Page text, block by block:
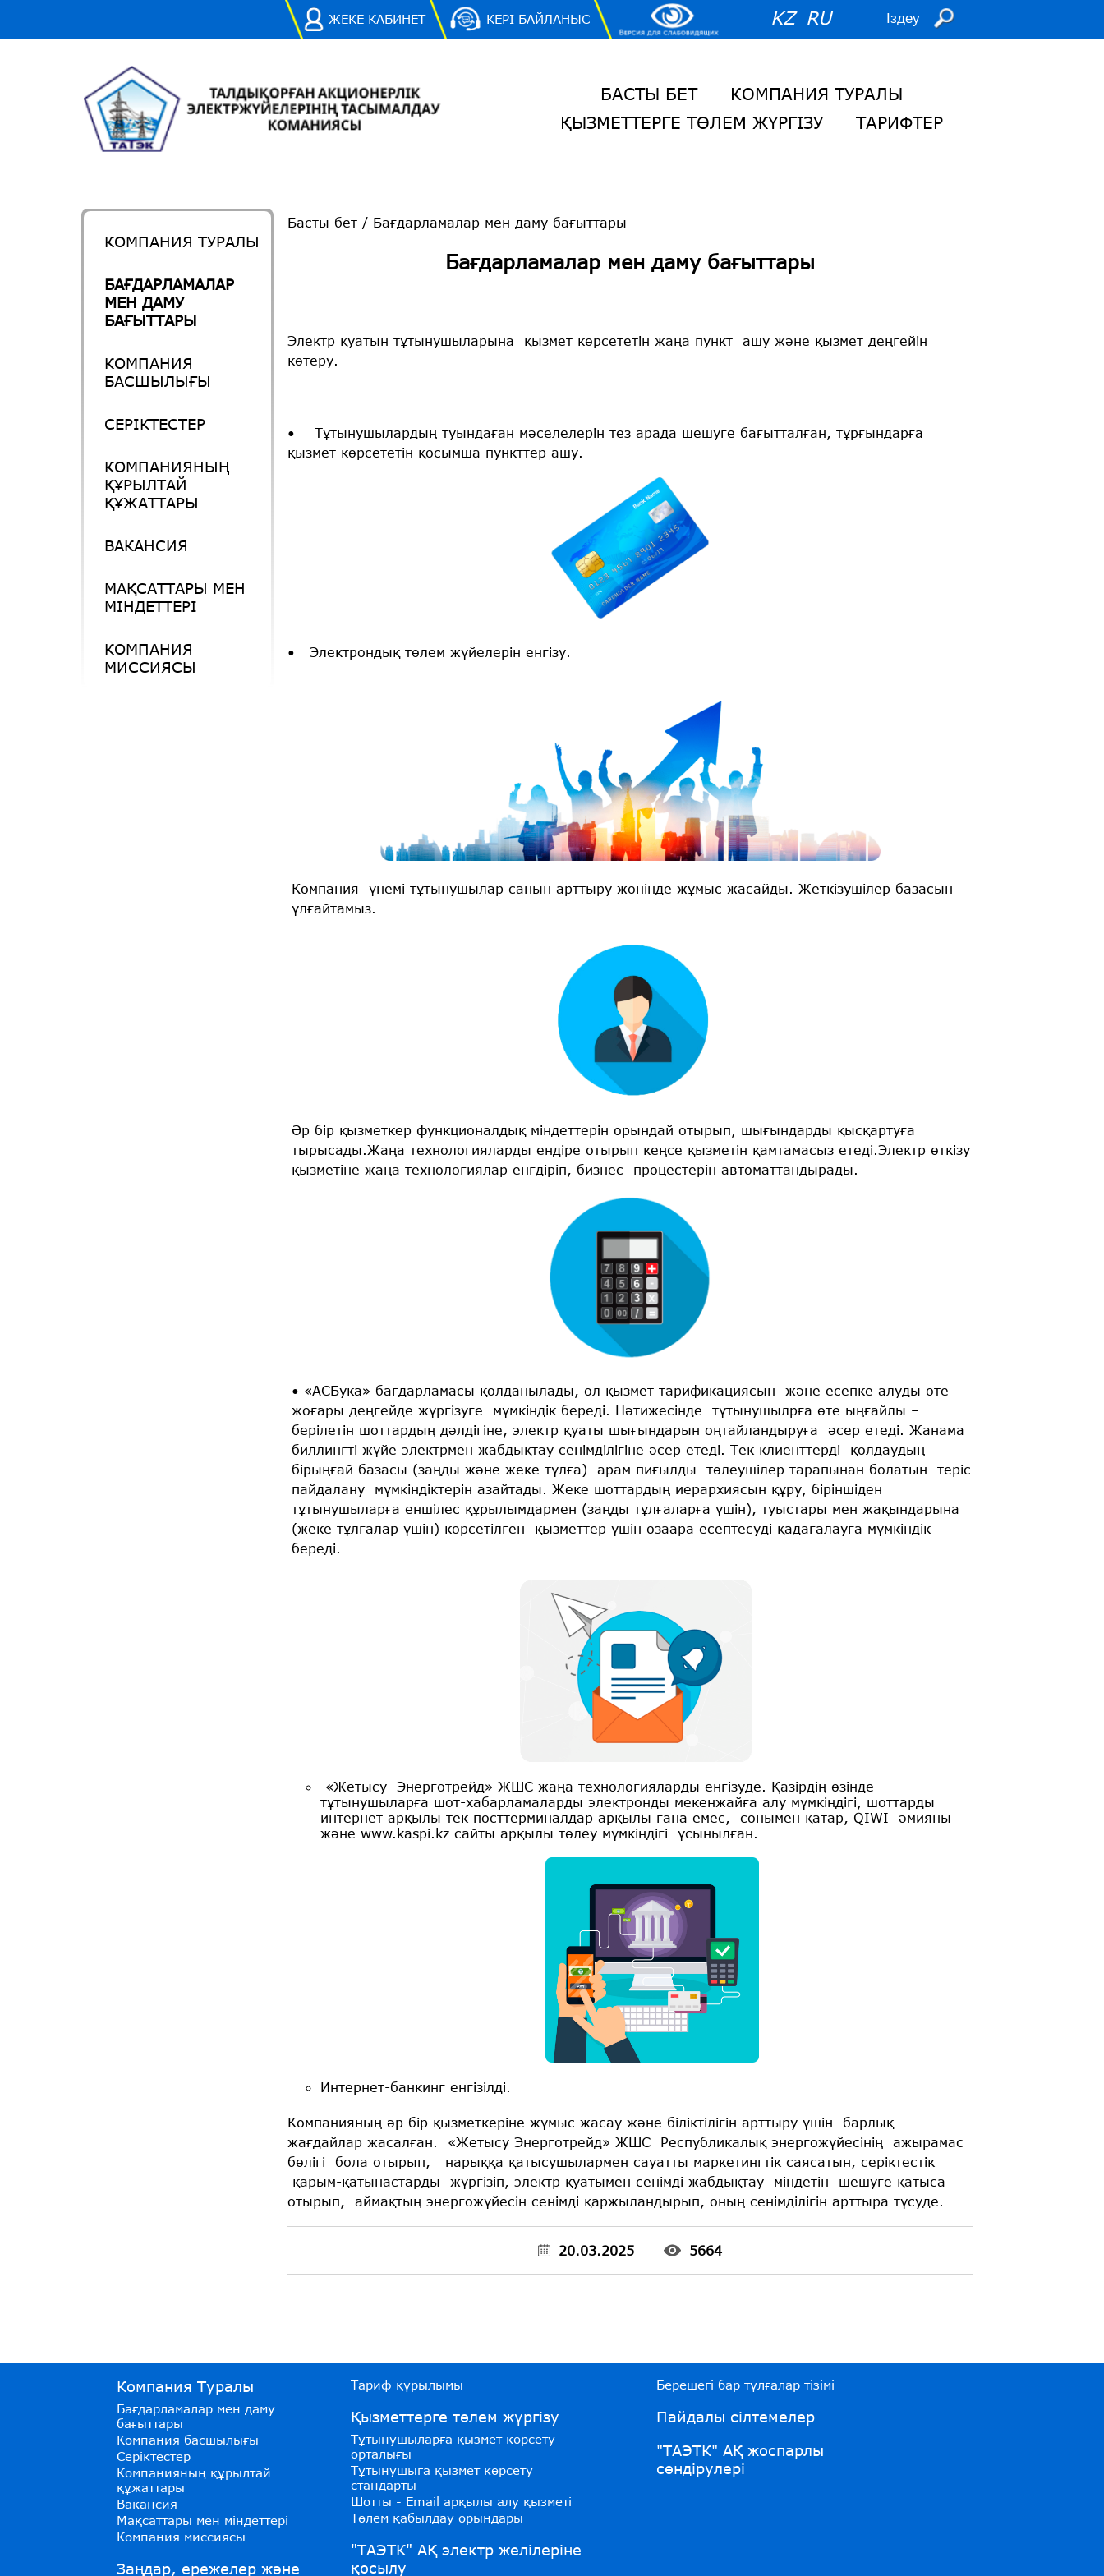
ЖЕКЕ КАБИНЕТ КЕРІ БАЙЛАНЫС KZ RU
БАСТЫ БЕТ
КОМПАНИЯ ТУРАЛЫ
ҚЫЗМЕТТЕРГЕ ТӨЛЕМ ЖҮРГІЗУ
ТАРИФТЕР
КОМПАНИЯ ТУРАЛЫ
БАҒДАРЛАМАЛАР
МЕН ДАМУ
БАҒЫТТАРЫ
КОМПАНИЯ
БАСШЫЛЫҒЫ
СЕРІКТЕСТЕР
КОМПАНИЯНЫҢ
ҚҰРЫЛТАЙ
ҚҰЖАТТАРЫ
ВАКАНСИЯ
МАҚСАТТАРЫ МЕН
МІНДЕТТЕРІ
КОМПАНИЯ
МИССИЯСЫ
Басты бет / Бағдарламалар мен даму бағыттары
Бағдарламалар мен даму бағыттары
Электр қуатын тұтынушыларына қызмет көрсететін жаңа пункт ашу және қызмет деңгейін
көтеру.
• Тұтынушылардың туындаған мәселелерін тез арада шешуге бағытталған, тұрғындарға
қызмет көрсететін қосымша пункттер ашу.
• Электрондық төлем жүйелерін енгізу.
Компания үнемі тұтынушылар санын арттыру жөнінде жұмыс жасайды. Жеткізушілер базасын
ұлғайтамыз.
Әр бір қызметкер функционалдық міндеттерін орындай отырып, шығындарды қысқартуға
тырысады.Жаңа технологияларды ендіре отырып кеңсе қызметін қамтамасыз етеді.Электр өткізу
қызметіне жаңа технологиялар енгдіріп, бизнес процестерін автоматтандырады.
• «АСБука» бағдарламасы қолданылады, ол қызмет тарификациясын және есепке алуды өте
жоғары деңгейде жүргізуге мүмкіндік береді. Нәтижесінде тұтынушылрға өте ыңғайлы –
берілетін шоттардың дәлдігіне, электр қуаты шығындарын оңтайландыруға әсер етеді. Жанама
биллингті жүйе электрмен жабдықтау сенімділігіне әсер етеді. Тек клиенттерді қолдаудың
бірыңғай базасы (заңды және жеке тұлға) арам пиғылды төлеушілер тарапынан болатын теріс
пайдалану мүмкіндіктерін азайтады. Жеке шоттардың иерархиясын құру, біріншіден
тұтынушыларға еншілес құрылымдармен (заңды тұлғаларға үшін), туыстары мен жақындарына
(жеке тұлғалар үшін) көрсетілген қызметтер үшін өзаара есептесуді қадағалауға мүмкіндік
береді.
«Жетысу Энерготрейд» ЖШС жаңа технологияларды енгізуде. Қазірдің өзінде
тұтынушыларға шот-хабарламаларды электронды мекенжайға алу мүмкіндігі, шоттарды
интернет арқылы тек посттерминалдар арқылы ғана емес, сонымен қатар, QIWI әмияны
және www.kaspi.kz сайты арқылы төлеу мүмкіндігі ұсынылған.
Интернет-банкинг енгізілді.
Компанияның әр бір қызметкеріне жұмыс жасау және біліктілігін арттыру үшін барлық
жағдайлар жасалған. «Жетысу Энерготрейд» ЖШС Республикалық энергожүйесінің ажырамас
бөлігі бола отырып, нарыққа қатысушылармен сауатты маркетингтік саясатын, серіктестік
қарым-қатынастарды жүргізіп, электр қуатымен сенімді жабдықтау міндетін шешуге қатыса
отырып, аймақтың энергожүйесін сенімді қаржыландырып, оның сенімділігін арттыра түсуде.
20.03.2025 5664
Компания Туралы
Бағдарламалар мен даму
бағыттары
Компания басшылығы
Серіктестер
Компанияның құрылтай
құжаттары
Вакансия
Мақсаттары мен міндеттері
Компания миссиясы
Заңдар, ережелер және
Тариф құрылымы
Қызметтерге төлем жүргізу
Тұтынушыларға қызмет көрсету
орталығы
Тұтынушыға қызмет көрсету
стандарты
Шотты - Email арқылы алу қызметі
Төлем қабылдау орындары
"ТАЭТК" АҚ электр желілеріне
қосылу
Берешегі бар тұлғалар тізімі
Пайдалы сілтемелер
"ТАЭТК" АҚ жоспарлы
сөндірулері